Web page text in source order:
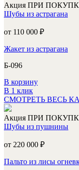
Акция ПРИ
Шубы из астрагана
от 110 000 ₽
Жакет из астрагана
Б-096
В корзину
В 1 клик
СМОТРЕТЬ ВЕСЬ
Акция ПРИ
Шубы из пушнины
от 220 000 ₽
Пальто из лисы